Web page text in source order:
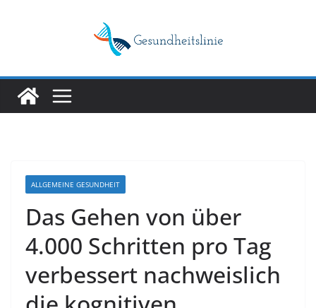
ALLGEMEINE GESUNDHEIT
Das Gehen von über
4.000 Schritten pro Tag
verbessert nachweislich